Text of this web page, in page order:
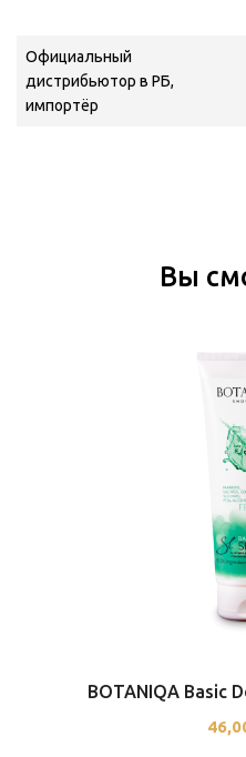
Официальный
дистрибьютор в РБ,
импортёр
Вы
BOTANIQA Basic